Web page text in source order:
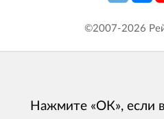
©2007-2026
Нажмите «ОК», если